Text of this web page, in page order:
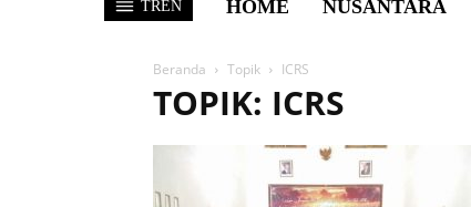
TREN HOME NUSANTARA
Beranda Topik ICRS
TOPIK: ICRS